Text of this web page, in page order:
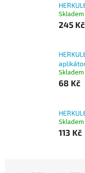
245 Kč
68 Kč
113 Kč